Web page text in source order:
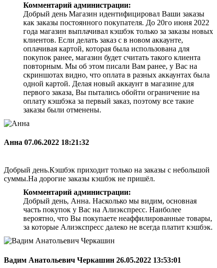
Комментарий администрации:
Добрый день Магазин идентифицировал Ваши заказы
как заказы постоянного покупателя. До 20го июня 2022
года магазин выплачивал кэшбэк только за заказы новых
клиентов. Если делать заказ с в новом аккаунте,
оплачивая картой, которая была использована для
покупок ранее, магазин будет считать такого клиента
повторным. Мы об этом писали Вам ранее, у Вас на
скриншотах видно, что оплата в разных аккаунтах была
одной картой. Делая новый аккаунт в магазине для
первого заказа, Вы пытались обойти ограничение на
оплату кэшбэка за первый заказ, поэтому все такие
заказы были отменены.
Анна 07.06.2022 18:21:32
Добрый день.Кэшбэк приходит только на заказы с небольшой
суммы.На дорогие заказы кэшбэк не пришёл.
Комментарий администрации:
Добрый день, Анна. Насколько мы видим, основная
часть покупок у Вас на Алиэкспресс. Наиболее
вероятно, что Вы покупаете неаффилированные товары,
за которые Алиэкспресс далеко не всегда платит кэшбэк.
Вадим Анатольевич Черкашин 26.05.2022 13:53:01